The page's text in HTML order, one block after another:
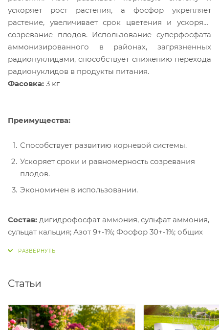
ускоряет рост растения, а фосфор укрепляет
растение, увеличивает срок цветения и ускоряет
созревание плодов. Использование суперфосфата
аммонизированного в районах, загрязненных
радионуклидами, способствует снижению перехода
радионуклидов в продукты питания.
Фасовка: 3 кг
Преимущества:
Способствует развитию корневой системы.
Ускоряет сроки и равномерность созревания
плодов.
Экономичен в использовании.
Состав: дигидрофосфат аммония, сульфат аммония,
сульцат кальция; Азот 9+-1%; Фосфор 30+-1%; общих
ОПТИМАЛЬНЫЕ ДОЗЫ ДЛЯ ВНЕСЕНИЯ В ПОЧВУ:
В рядки при посеве вносят (2-3) г на погонный
метр и (1-2) г в лунки при высадке рассады, при
Статьи